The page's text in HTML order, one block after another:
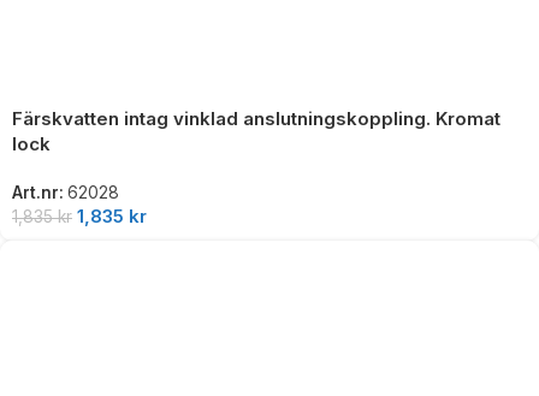
Färskvatten intag vinklad anslutningskoppling. Kromat
lock
Art.nr: 62028
1,835kr 1,835 kr